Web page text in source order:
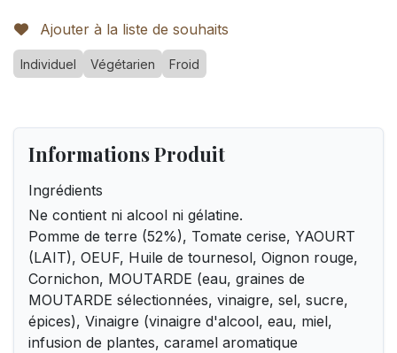
Ajouter à la liste de souhaits
Individuel Végétarien Froid
Informations Produit
Ingrédients
Ne contient ni alcool ni gélatine.
Pomme de terre (52%), Tomate cerise, YAOURT
(LAIT), OEUF, Huile de tournesol, Oignon rouge,
Cornichon, MOUTARDE (eau, graines de
MOUTARDE sélectionnées, vinaigre, sel, sucre,
épices), Vinaigre (vinaigre d'alcool, eau, miel,
infusion de plantes, caramel aromatique